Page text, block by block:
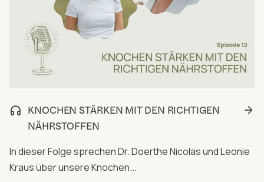
KNOCHEN STÄRKEN MIT DEN RICHTIGEN
NÄHRSTOFFEN
In dieser Folge sprechen Dr. Doerthe Nicolas und Leonie
Kraus über unsere Knochen...